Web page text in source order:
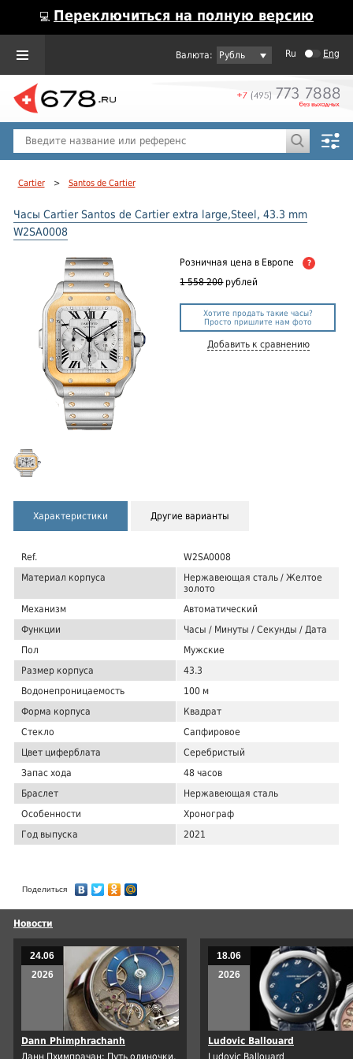
💻 Переключиться на полную версию
Рубль Ru Eng
Cartier > Santos de Cartier
Часы Cartier Santos de Cartier extra large,Steel, 43.3 mm
W2SA0008
Розничная цена в Европе ?
1 558 200 рублей
Хотите продать такие часы?
Просто пришлите нам фото
Добавить к сравнению
Характеристики Другие варианты
Ref.
W2SA0008
Материал корпуса
Нержавеющая сталь / Желтое
золото
Механизм
Автоматический
Функции
Часы / Минуты / Секунды / Дата
Пол
Мужские
Размер корпуса
43.3
Водонепроницаемость
100 м
Форма корпуса
Квадрат
Стекло
Сапфировое
Цвет циферблата
Серебристый
Запас хода
48 часов
Браслет
Нержавеющая сталь
Особенности
Хронограф
Год выпуска
2021
Поделиться
Новости
24.06
2026
Dann Phimphrachanh
Данн Пхимпрачан: Путь одиночки,
18.06
2026
Ludovic Ballouard
Ludovic Ballouard